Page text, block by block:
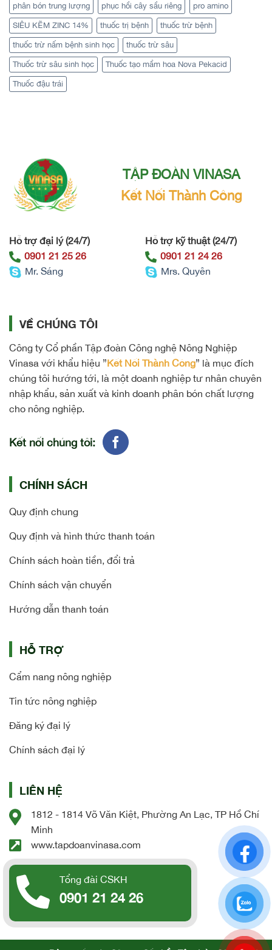
phân bón trung lượng phục hồi cây sầu riêng pro amino
SIÊU KẼM ZINC 14% thuốc trị bệnh thuốc trừ bệnh
thuốc trừ nấm bệnh sinh học thuốc trừ sâu
Thuốc trừ sâu sinh học Thuốc tạo mầm hoa Nova Pekacid
Thuốc đậu trái
TẬP ĐOÀN VINASA
Kết Nối Thành Công
Hỗ trợ đại lý (24/7)
0901 21 25 26
Mr. Sáng
Hỗ trợ kỹ thuật (24/7)
0901 21 24 26
Mrs. Quyên
VỀ CHÚNG TÔI
Công ty Cổ phần Tập đoàn Công nghệ Nông Nghiệp
Vinasa với khẩu hiệu ”Kết Nối Thành Công” là mục đích
chúng tôi hướng tới, là một doanh nghiệp tư nhân chuyên
nhập khẩu, sản xuất và kinh doanh phân bón chất lượng
cho nông nghiệp.
Kết nối chúng tôi:
CHÍNH SÁCH
Quy định chung
Quy định và hình thức thanh toán
Chính sách hoàn tiền, đổi trả
Chính sách vận chuyển
Hướng dẫn thanh toán
HỖ TRỢ
Cẩm nang nông nghiệp
Tin tức nông nghiệp
Đăng ký đại lý
Chính sách đại lý
LIÊN HỆ
1812 - 1814 Võ Văn Kiệt, Phường An Lạc, TP Hồ Chí
Minh
www.tapdoanvinasa.com
Tổng đài CSKH
0901 21 24 26